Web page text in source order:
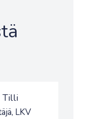
Tilli
LKV